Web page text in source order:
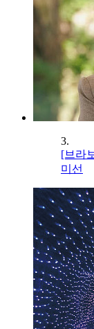
3.
[브라
미선